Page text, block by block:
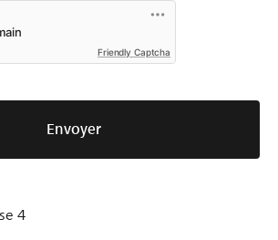
Friendly Captcha
Envoyer
4